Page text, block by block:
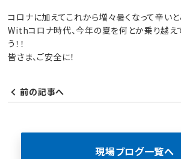
コロナに加えてこれから増々暑くなって辛い
Withコロナ時代、今年の夏を何とか乗り越え
う！！
皆さま、ご安全に！
前の記事へ
現場ブログ一覧へ